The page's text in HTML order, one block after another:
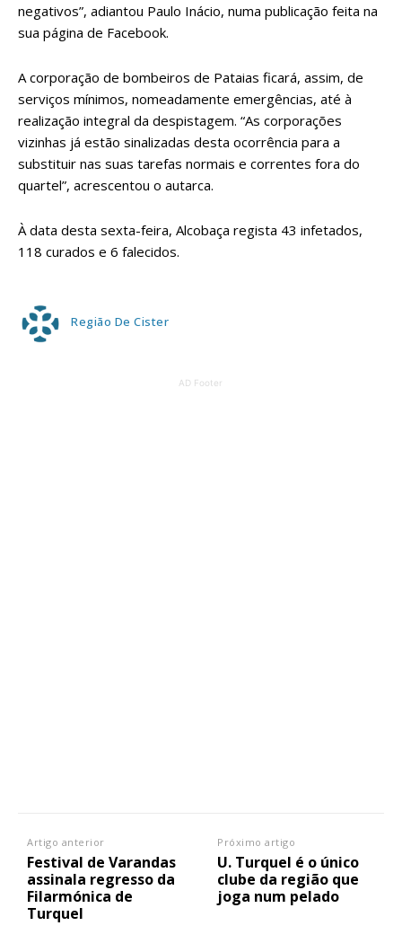
negativos”, adiantou Paulo Inácio, numa publicação feita na
sua página de Facebook.
A corporação de bombeiros de Pataias ficará, assim, de
serviços mínimos, nomeadamente emergências, até à
realização integral da despistagem. “As corporações
vizinhas já estão sinalizadas desta ocorrência para a
substituir nas suas tarefas normais e correntes fora do
quartel”, acrescentou o autarca.
À data desta sexta-feira, Alcobaça regista 43 infetados,
118 curados e 6 falecidos.
Região De Cister
AD Footer
Artigo anterior
Festival de Varandas
assinala regresso da
Filarmónica de
Turquel
Próximo artigo
U. Turquel é o único
clube da região que
joga num pelado